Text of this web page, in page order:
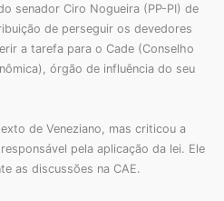
senador Ciro Nogueira (PP-PI) de
de perseguir os devedores
a tarefa para o Cade (Conselho
órgão de influência do seu
de Veneziano, mas criticou a
pela aplicação da lei. Ele
as discussões na CAE.